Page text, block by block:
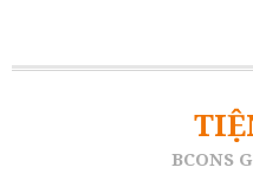
BCONS